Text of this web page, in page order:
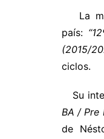
La
país:
(2015/
ciclos.
Su
BA / Pre
de